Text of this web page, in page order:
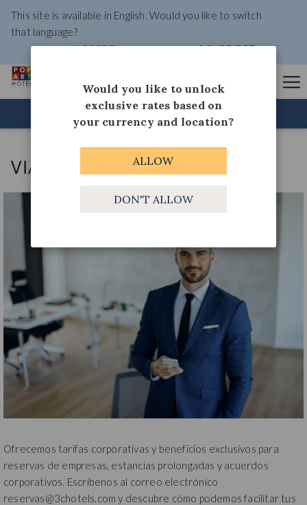
This site is available in English. Would you like to switch
that language?
ACCEPT
REJECT
VIAJEROS CORPORATIVOS
Ofrecemos tarifas corporativas y beneficios exclusivos para
reservas de empresas, estancias prolongadas y acuerdos
corporativos. Escríbenos al correo electrónico
reservas@3chotels.com y descubre cómo podemos facilitar tus
Would you like to unlock
exclusive rates based on
your currency and location?
ALLOW
DON'T ALLOW